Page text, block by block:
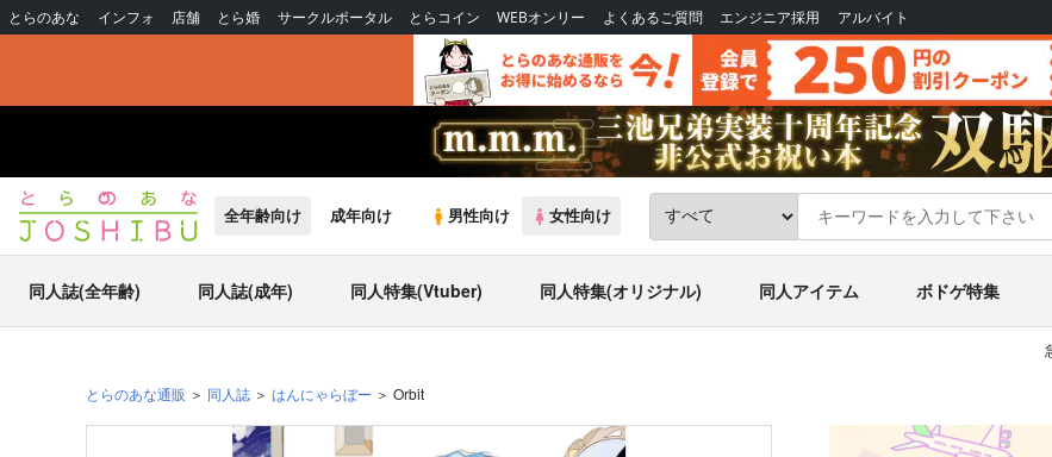
とらのあな インフォ 店舗 とら婚 サークルポータル とらコイン WEBオンリー よくあるご質問 エンジニア採用 アルバイト
全年齢向け 成年向け 男性向け 女性向け
同人誌(全年齢) 同人誌(成年) 同人特集(Vtuber) 同人特集(オリジナル) 同人アイテム ボドゲ特集
とらのあな通販 同人誌 はんにゃらぼー Orbit